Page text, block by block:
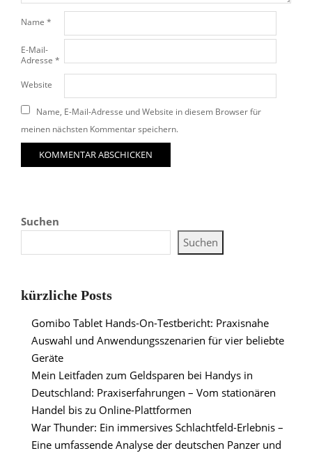
Name *
E-Mail-
Adresse *
Website
Name, E-Mail-Adresse und Website in diesem Browser für
meinen nächsten Kommentar speichern.
Suchen
Suchen
kürzliche Posts
Gomibo Tablet Hands-On-Testbericht: Praxisnahe
Auswahl und Anwendungsszenarien für vier beliebte
Geräte
Mein Leitfaden zum Geldsparen bei Handys in
Deutschland: Praxiserfahrungen – Vom stationären
Handel bis zu Online-Plattformen
War Thunder: Ein immersives Schlachtfeld-Erlebnis –
Eine umfassende Analyse der deutschen Panzer und